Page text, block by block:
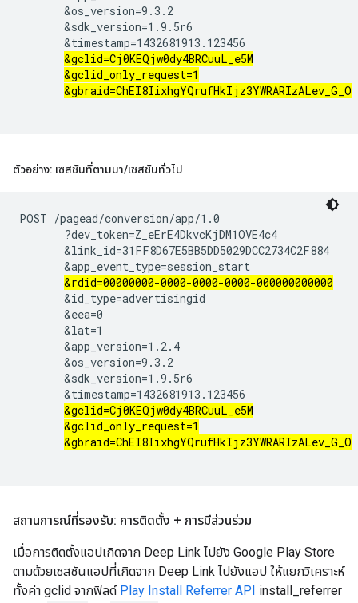
       &os_version=9.3.2
       &sdk_version=1.9.5r6
       &timestamp=1432681913.123456
&gclid=Cj0KEQjw0dy4BRCuuL_e5M
&gclid_only_request=1
&gbraid=ChEI8IixhgYQrufHkIjz3YWRARIzALev_G_O
ตัวอย่าง: เซสชันที่ตามมา/เซสชันทั่วไป
POST /pagead/conversion/app/1.0
       ?dev_token=Z_eErE4DkvcKjDM1OVE4c4
       &link_id=31FF8D67E5BB5DD5029DCC2734C2F884
       &app_event_type=session_start
&rdid=00000000-0000-0000-0000-000000000000
       &id_type=advertisingid
       &eea=0
       &lat=1
       &app_version=1.2.4
       &os_version=9.3.2
       &sdk_version=1.9.5r6
       &timestamp=1432681913.123456
&gclid=Cj0KEQjw0dy4BRCuuL_e5M
&gclid_only_request=1
&gbraid=ChEI8IixhgYQrufHkIjz3YWRARIzALev_G_O
สถานการณ์ที่รองรับ: การติดตั้ง + การมีส่วนร่วม
เมื่อการติดตั้งแอปเกิดจาก Deep Link ไปยัง Google Play Store
ตามด้วยเซสชันแอปที่เกิดจาก Deep Link ไปยังแอป ให้แยกวิเคราะห์
ทั้งค่า gclid จากฟิลด์ Play Install Referrer API install_referrer